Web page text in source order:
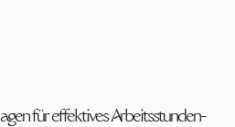
für effektives Arbeitsstunden-